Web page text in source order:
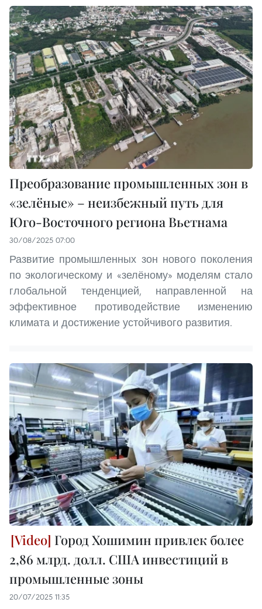
Преобразование промышленных зон в
«зелёные» – неизбежный путь для
Юго-Восточного региона Вьетнама
30/08/2025 07:00
Развитие промышленных зон нового поколения
по экологическому и «зелёному» моделям стало
глобальной тенденцией, направленной на
эффективное противодействие изменению
климата и достижение устойчивого развития.
Город Хошимин привлек более
2,86 млрд. долл. США инвестиций в
промышленные зоны
20/07/2025 11:35